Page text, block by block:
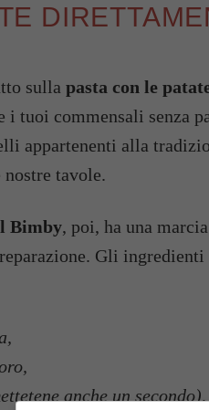
sulla pasta con le
i tuoi commensali senza
appartenenti alla
nostre tavole.
Bimby, poi, ha una
Gli ingredienti
anche un secondo),